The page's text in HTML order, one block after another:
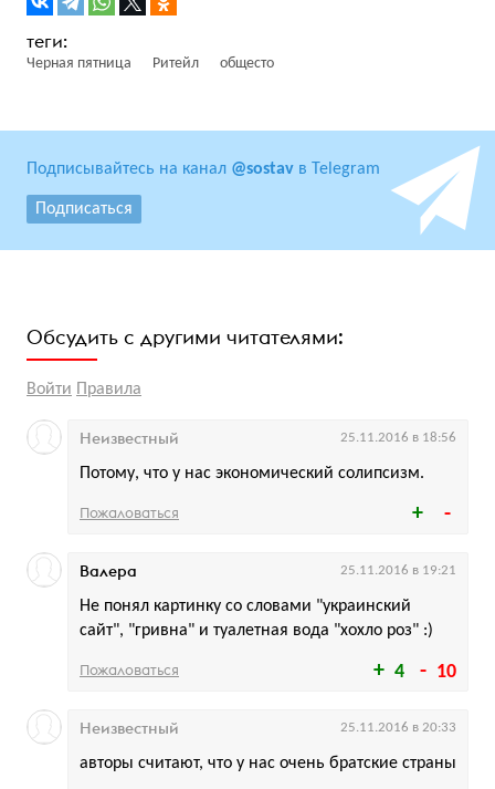
Черная пятница Ритейл общесто
Подписывайтесь на канал @sostav в Telegram
Подписаться
Обсудить с другими читателями:
Войти Правила
Потому, что у нас экономический солипсизм.
Неизвестный 25.11.2016 в 18:56
Пожаловаться
4 10
Не понял картинку со словами "украинский
сайт", "гривна" и туалетная вода "хохло роз" :)
Валера 25.11.2016 в 19:21
Пожаловаться
авторы считают, что у нас очень братские страны
Неизвестный 25.11.2016 в 20:33